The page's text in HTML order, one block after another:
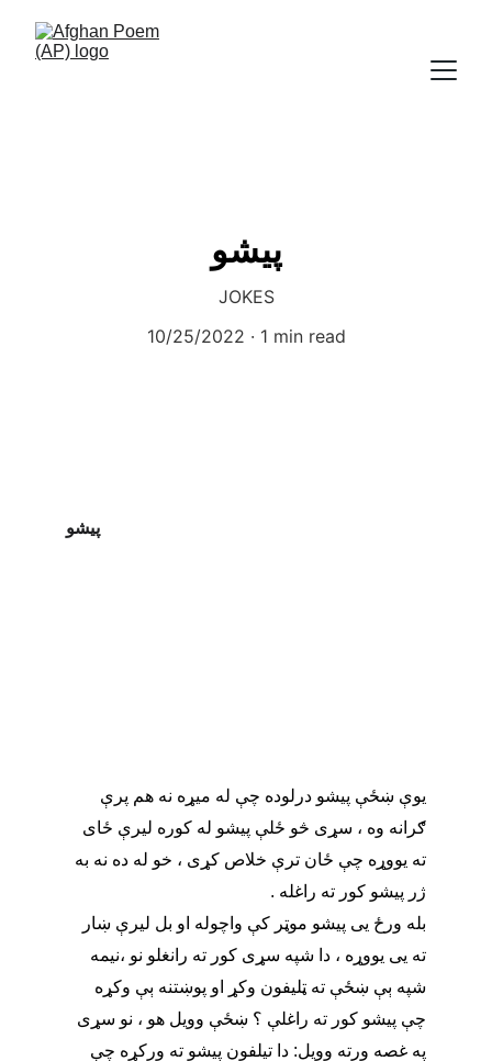
پیشو
JOKES
10/25/2022
1 min read
پیشو
یوې ښځې پیشو درلوده چې له میړه نه هم پرې
ګرانه وه ، سړی څو ځلې پیشو له کوره لیرې ځای
ته یووړه چې ځان ترې خلاص کړی ، خو له ده نه به
ژر پیشو کور ته راغله .
بله ورځ یی پیشو موټر کې واچوله او بل لیرې ښار
ته یی یووړه ، دا شپه سړی کور ته رانغلو نو ،نیمه
شپه ېې ښځې ته ټلیفون وکړ او پوښتنه ېې وکړه
چې پیشو کور ته راغلې ؟ ښځې وویل هو ، نو سړی
په غصه ورته وویل: دا تیلفون پیشو ته ورکړه چې